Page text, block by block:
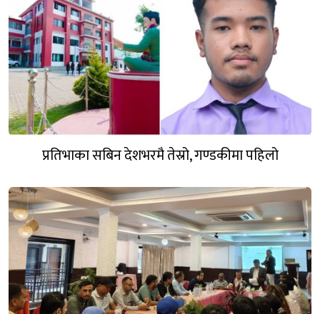
प्रतिभाका सबिन देशभरमै तेस्रो, गण्डकीमा पहिलो